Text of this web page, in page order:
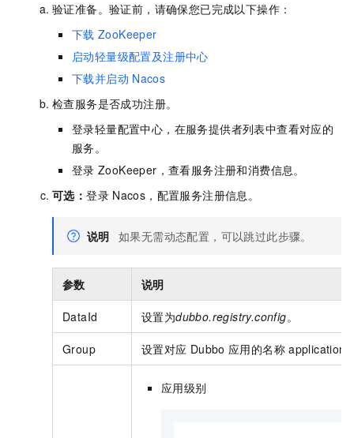
验证准备。验证前，请确保您已完成以下操作：
下载 ZooKeeper
启动轻量级配置及注册中心
下载并启动 Nacos
检查服务是否成功注册。
登录轻量配置中心，在服务提供者列表中查看对应的
服务。
登录 ZooKeeper，查看服务注册和消费信息。
可选：登录 Nacos，配置服务注册信息。
说明 如果无需动态配置，可以跳过此步骤。
参数 说明
DataId 设置为dubbo.registry.config。
Group 设置对应 Dubbo 应用的名称
应用级别